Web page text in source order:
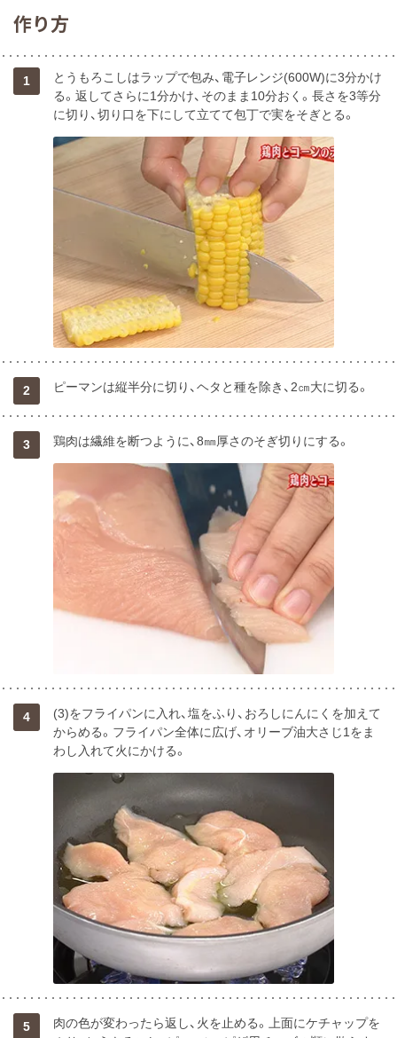
作り方
1
とうもろこしはラップで包み、電子レンジ(600W)に3分かけ
る。返してさらに1分かけ、そのまま10分おく。長さを3等分
に切り、切り口を下にして立てて包丁で実をそぎとる。
2 ピーマンは縦半分に切り、ヘタと種を除き、2㎝大に切る。
3 鶏肉は繊維を断つように、8㎜厚さのそぎ切りにする。
4
(3)をフライパンに入れ、塩をふり、おろしにんにくを加えて
からめる。フライパン全体に広げ、オリーブ油大さじ1をま
わし入れて火にかける。
5
肉の色が変わったら返し、火を止める。上面にケチャップを